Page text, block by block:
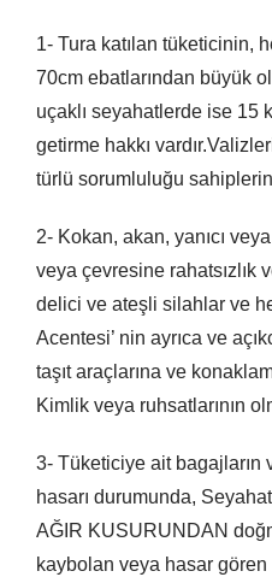
1- Tura katılan tüketicinin,
70cm ebatlarından büyük
uçaklı seyahatlerde ise 15
getirme hakkı
türlü sorumluluğu
2- Kokan, akan, yanıcı veya
veya çevresine rahatsızlık
delici ve ateşli silahlar ve
Acentesi’ nin ayrıca ve
taşıt araçlarına ve
Kimlik veya ruhsatlarının
3- Tüketiciye ait bagajların
hasarı durumunda,
AĞIR KUSURUNDAN
kaybolan veya hasar gören